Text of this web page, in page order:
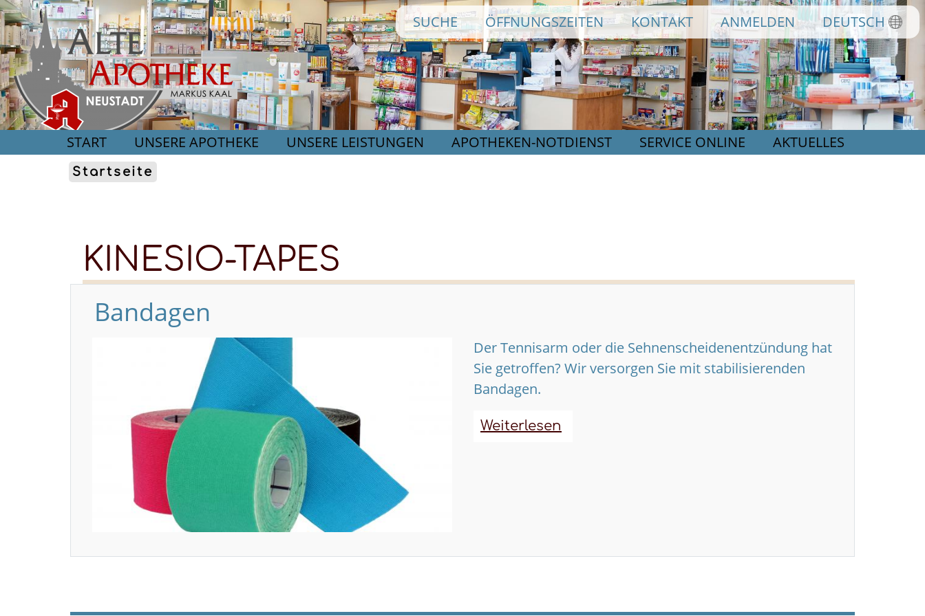
Direkt
zum
Inhalt
SUCHE ÖFFNUNGSZEITEN KONTAKT ANMELDEN DEUTSCH
START UNSERE APOTHEKE UNSERE LEISTUNGEN APOTHEKEN-NOTDIENST SERVICE ONLINE AKTUELLES
Startseite
KINESIO-TAPES
Bandagen
Der Tennisarm oder die Sehnenscheidenentzündung hat
Sie getroffen? Wir versorgen Sie mit stabilisierenden
Bandagen.
Weiterlesen